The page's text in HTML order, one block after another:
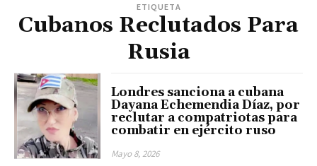
ETIQUETA
Cubanos Reclutados Para
Rusia
Londres sanciona a cubana
Dayana Echemendia Díaz, por
reclutar a compatriotas para
combatir en ejército ruso
Mayo 8, 2026